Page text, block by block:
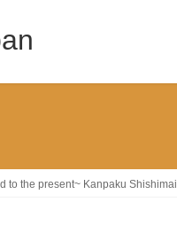
to the present~ Kanpaku Shishimai